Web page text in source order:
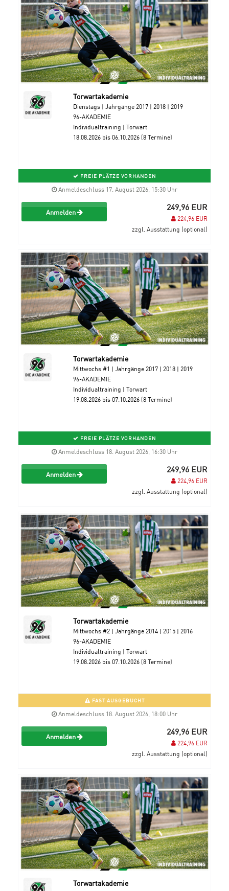
Torwartakademie
Dienstags | Jahrgänge 2017 | 2018 | 2019
96-AKADEMIE
Individualtraining | Torwart
18.08.2026 bis 06.10.2026 (8 Termine)
FREIE PLÄTZE VORHANDEN
Anmeldeschluss 17. August 2026, 15:30 Uhr
Anmelden 249,96 EUR
224,96 EUR
zzgl. Ausstattung (optional)
Torwartakademie
Mittwochs #1 | Jahrgänge 2017 | 2018 | 2019
96-AKADEMIE
Individualtraining | Torwart
19.08.2026 bis 07.10.2026 (8 Termine)
FREIE PLÄTZE VORHANDEN
Anmeldeschluss 18. August 2026, 16:30 Uhr
Anmelden 249,96 EUR
224,96 EUR
zzgl. Ausstattung (optional)
Torwartakademie
Mittwochs #2 | Jahrgänge 2014 | 2015 | 2016
96-AKADEMIE
Individualtraining | Torwart
19.08.2026 bis 07.10.2026 (8 Termine)
FAST AUSGEBUCHT
Anmeldeschluss 18. August 2026, 18:00 Uhr
Anmelden 249,96 EUR
224,96 EUR
zzgl. Ausstattung (optional)
Torwartakademie